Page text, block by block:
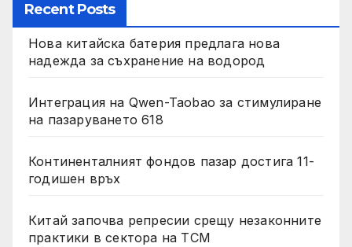
Recent Posts
Нова китайска батерия предлага нова
надежда за съхранение на водород
Интеграция на Qwen-Taobao за стимулиране
на пазаруването 618
Континенталният фондов пазар достига 11-
годишен връх
Китай започва репресии срещу незаконните
практики в сектора на TCM